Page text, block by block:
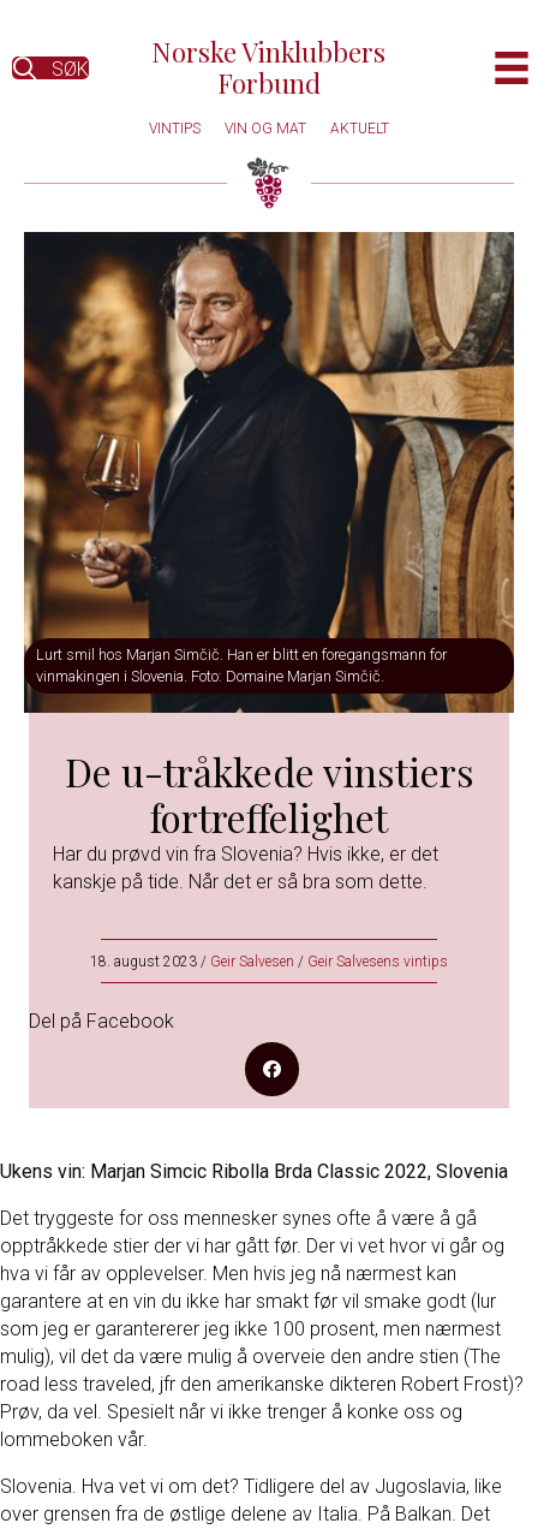
SØK
Norske Vinklubbers
Forbund
VINTIPS VIN OG MAT AKTUELT
Lurt smil hos Marjan Simčič. Han er blitt en foregangsmann for
vinmakingen i Slovenia. Foto: Domaine Marjan Simčič.
De u-tråkkede vinstiers
fortreffelighet
Har du prøvd vin fra Slovenia? Hvis ikke, er det
kanskje på tide. Når det er så bra som dette.
18. august 2023 / Geir Salvesen / Geir Salvesens vintips
Del på Facebook
Ukens vin: Marjan Simcic Ribolla Brda Classic 2022, Slovenia
Det tryggeste for oss mennesker synes ofte å være å gå
opptråkkede stier der vi har gått før. Der vi vet hvor vi går og
hva vi får av opplevelser. Men hvis jeg nå nærmest kan
garantere at en vin du ikke har smakt før vil smake godt (lur
som jeg er garantererer jeg ikke 100 prosent, men nærmest
mulig), vil det da være mulig å overveie den andre stien (The
road less traveled, jfr den amerikanske dikteren Robert Frost)?
Prøv, da vel. Spesielt når vi ikke trenger å konke oss og
lommeboken vår.
Slovenia. Hva vet vi om det? Tidligere del av Jugoslavia, like
over grensen fra de østlige delene av Italia. På Balkan. Det